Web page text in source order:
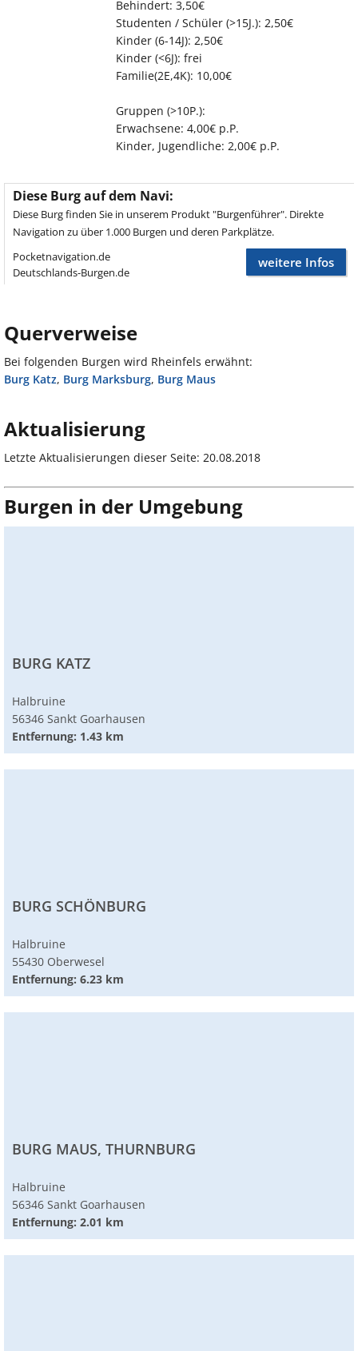
Behindert: 3,50€
Studenten / Schüler (>15J.): 2,50€
Kinder (6-14J): 2,50€
Kinder (<6J): frei
Familie(2E,4K): 10,00€
Gruppen (>10P.):
Erwachsene: 4,00€ p.P.
Kinder, Jugendliche: 2,00€ p.P.
Diese Burg auf dem Navi:
Diese Burg finden Sie in unserem Produkt "Burgenführer". Direkte
Navigation zu über 1.000 Burgen und deren Parkplätze.
Pocketnavigation.de
Deutschlands-Burgen.de
weitere Infos
Querverweise
Bei folgenden Burgen wird Rheinfels erwähnt:
Burg Katz, Burg Marksburg, Burg Maus
Aktualisierung
Letzte Aktualisierungen dieser Seite: 20.08.2018
Burgen in der Umgebung
BURG KATZ
Halbruine
56346 Sankt Goarhausen
Entfernung: 1.43 km
BURG SCHÖNBURG
Halbruine
55430 Oberwesel
Entfernung: 6.23 km
BURG MAUS, THURNBURG
Halbruine
56346 Sankt Goarhausen
Entfernung: 2.01 km